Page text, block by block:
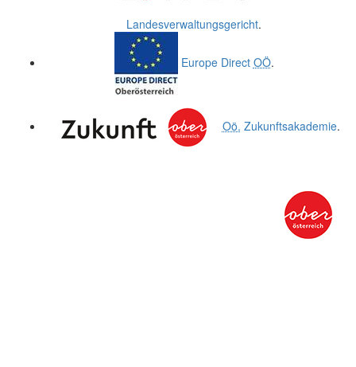
Landesverwaltungsgericht.
Europe Direct OÖ.
Oö. Zukunftsakademie.